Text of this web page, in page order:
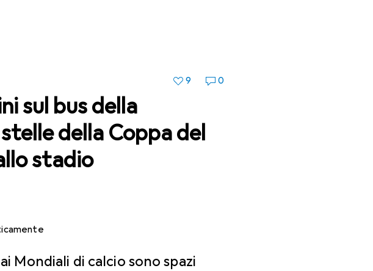
9 0
sul bus della
della Coppa del
stadio
Mondiali di calcio sono spazi